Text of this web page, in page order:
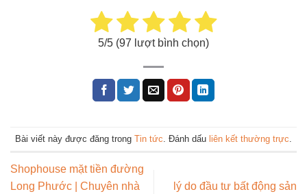
5/5 (97 lượt bình chọn)
Bài viết này được đăng trong Tin tức . Đánh dấu liên kết thường trực
Shophouse mặt tiền đường
Long Phước | Chuyên nhà
lý do đầu tư bất động sản